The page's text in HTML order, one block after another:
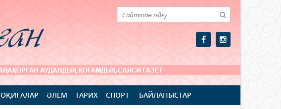
ОҚИҒАЛАР ӘЛЕМ ТАРИХ СПОРТ БАЙЛАНЫСТАР